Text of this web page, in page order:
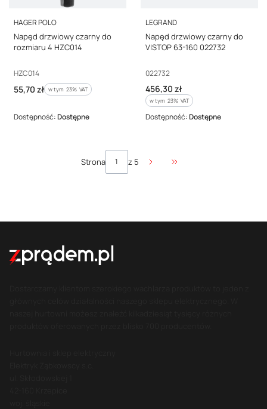
PRODUCENT
HAGER POLO
Napęd drzwiowy czarny do
rozmiaru 4 HZC014
Kod producenta
HZC014
Cena brutto
55,70 zł w tym %s VAT
w tym 23% VAT
Dostępność:Dostępne
PRODUCENT
LEGRAND
Napęd drzwiowy czarny do
VISTOP 63-160 022732
Kod producenta
022732
Cena brutto
456,30 zł
w tym %s VAT
w tym 23% VAT
Dostępność:Dostępne
Strona z 5
Przejdź do ostatniej